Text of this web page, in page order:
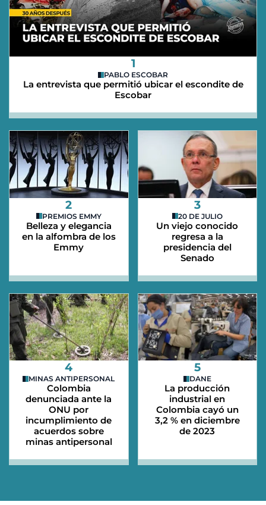
1
PABLO ESCOBAR
La entrevista que permitió ubicar el escondite de
Escobar
2
PREMIOS EMMY
Belleza y elegancia
en la alfombra de los
Emmy
3
20 DE JULIO
Un viejo conocido
regresa a la
presidencia del
Senado
4
MINAS ANTIPERSONAL
Colombia
denunciada ante la
ONU por
incumplimiento de
acuerdos sobre
minas antipersonal
5
DANE
La producción
industrial en
Colombia cayó un
3,2 % en diciembre
de 2023